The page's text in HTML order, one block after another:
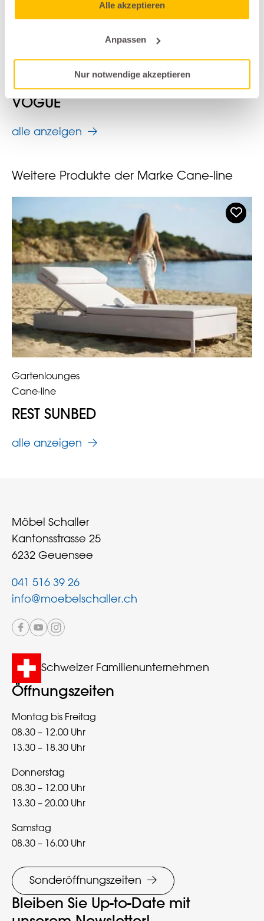
Alle akzeptieren
Anpassen
Nur notwendige akzeptieren
alle anzeigen
VOGUE
Weitere Produkte der Marke Cane-line
alle anzeigen
Gartenlounges
Cane-line
REST SUNBED
Möbel Schaller
Kantonsstrasse 25
6232 Geuensee
041 516 39 26
info@moebelschaller.ch
Schweizer Familienunternehmen
Öffnungszeiten
Montag bis Freitag
08.30 – 12.00 Uhr
13.30 – 18.30 Uhr
Donnerstag
08.30 – 12.00 Uhr
13.30 – 20.00 Uhr
Samstag
08.30 – 16.00 Uhr
Sonderöffnungszeiten
Bleiben Sie Up-to-Date mit